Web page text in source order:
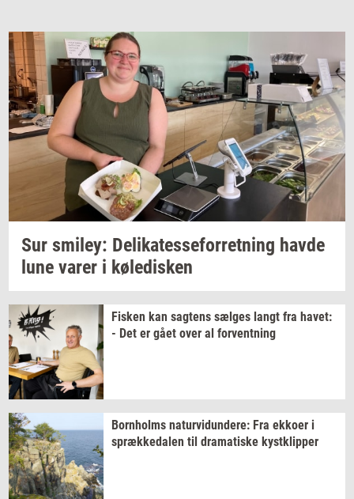
Sur smiley: De­li­ka­tes­se­for­ret­ning havde
lune varer i kø­le­di­sken
Fi­sken kan sag­tens sæl­ges langt fra havet:
- Det er gået over al for­vent­ning
Born­holms na­tur­vi­dun­de­re: Fra ek­ko­er i
spræk­ke­da­len til dra­ma­ti­ske kyst­klip­per